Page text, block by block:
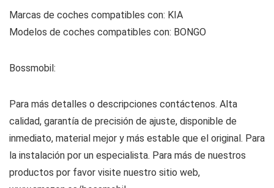
Marcas de coches compatibles con: KIA
Modelos de coches compatibles con: BONGO
Bossmobil:
Para más detalles o descripciones contáctenos. Alta
calidad, garantía de precisión de ajuste, disponible de
inmediato, material mejor y más estable que el original. Para
la instalación por un especialista. Para más de nuestros
productos por favor visite nuestro sitio web,